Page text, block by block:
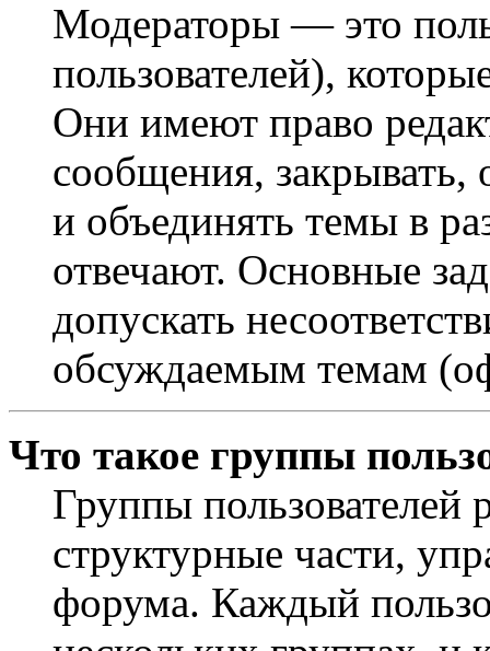
Модераторы — это
пользователей),
Они имеют право
сообщения, закрывать,
и объединять темы в
отвечают. Основные
допускать
обсуждаемым темам
Что такое группы
Группы пользователей
структурные части,
форума. Каждый